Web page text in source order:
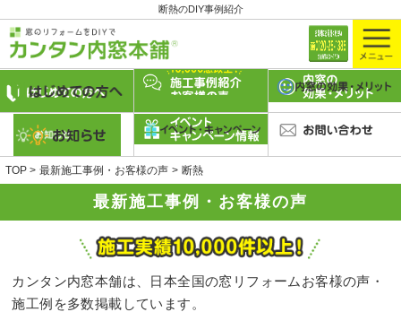
断熱のDIY事例紹介
最新施工事例・お客様の声
TOP 最新施工事例・お客様の声 断熱
カンタン内窓本舗は、日本全国の窓リフォームお客様の声・
施工例を多数掲載しています。